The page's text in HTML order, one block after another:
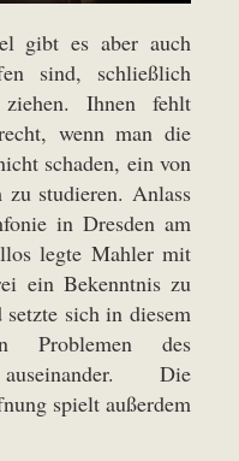
gibt es aber auch
sind, schließlich
Ihnen fehlt
wenn man die
schaden, ein von
zu studieren. Anlass
in Dresden am
legte Mahler mit
ein Bekenntnis zu
sich in diesem
Problemen des
Die
spielt außerdem